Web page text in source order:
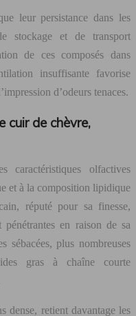
leur persistance dans les
stockage et de transport
de ces composés dans
insuffisante favorise
d’odeurs tenaces.
cuir de chèvre,
caractéristiques olfactives
et à la composition lipidique
réputé pour sa finesse,
en raison de sa
sébacées, plus nombreuses
gras à chaîne courte
dense, retient davantage les